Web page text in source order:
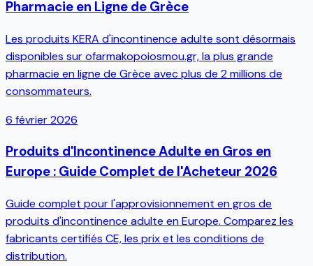
Pharmacie en Ligne de Grèce
Les produits KERA d'incontinence adulte sont désormais
disponibles sur ofarmakopoiosmou.gr, la plus grande
pharmacie en ligne de Grèce avec plus de 2 millions de
consommateurs.
6 février 2026
Produits d'Incontinence Adulte en Gros en
Europe : Guide Complet de l'Acheteur 2026
Guide complet pour l'approvisionnement en gros de
produits d'incontinence adulte en Europe. Comparez les
fabricants certifiés CE, les prix et les conditions de
distribution.